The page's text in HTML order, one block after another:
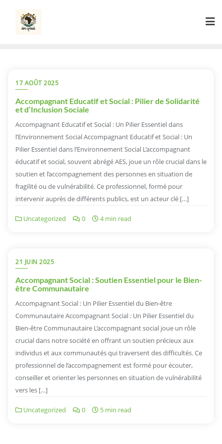
content
17 AOÛT 2025
Accompagnant Educatif et Social : Pilier de Solidarité
et d’Inclusion Sociale
Accompagnant Educatif et Social : Un Pilier Essentiel dans
l’Environnement Social Accompagnant Educatif et Social : Un
Pilier Essentiel dans l’Environnement Social L’accompagnant
éducatif et social, souvent abrégé AES, joue un rôle crucial dans le
soutien et l’accompagnement des personnes en situation de
fragilité ou de vulnérabilité. Ce professionnel, formé pour
intervenir auprès de différents publics, est un acteur clé […]
Uncategorized 0 4 min read
21 JUIN 2025
Accompagnant Social : Soutien Essentiel pour le Bien-
être Communautaire
Accompagnant Social : Un Pilier Essentiel du Bien-être
Communautaire Accompagnant Social : Un Pilier Essentiel du
Bien-être Communautaire L’accompagnant social joue un rôle
crucial dans notre société en offrant un soutien précieux aux
individus et aux communautés qui traversent des difficultés. Ce
professionnel de l’accompagnement est formé pour écouter,
conseiller et orienter les personnes en situation de vulnérabilité
vers les […]
Uncategorized 0 5 min read